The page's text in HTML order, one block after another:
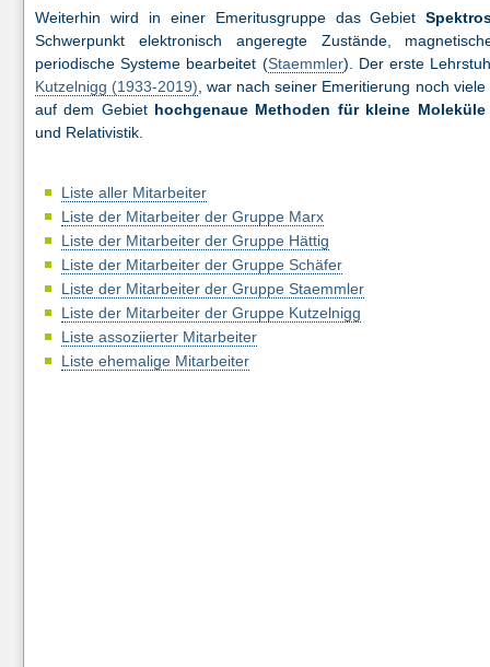
Weiterhin wird in einer Emeritusgruppe das Gebiet
Schwerpunkt elektronisch angeregte Zustände,
periodische Systeme bearbeitet (Staemmler). Der erste
Kutzelnigg (1933-2019) , war nach seiner Emeritierung noch
auf dem Gebiet hochgenaue Methoden für kleine Moleküle
und Relativistik.
Liste aller Mitarbeiter
Liste der Mitarbeiter der Gruppe Marx
Liste der Mitarbeiter der Gruppe Hättig
Liste der Mitarbeiter der Gruppe Schäfer
Liste der Mitarbeiter der Gruppe Staemmler
Liste der Mitarbeiter der Gruppe Kutzelnigg
Liste assoziierter Mitarbeiter
Liste ehemalige Mitarbeiter